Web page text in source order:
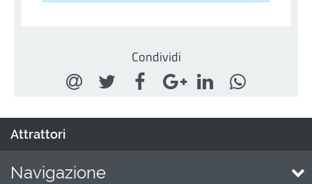
Condividi
Attrattori
Navigazione